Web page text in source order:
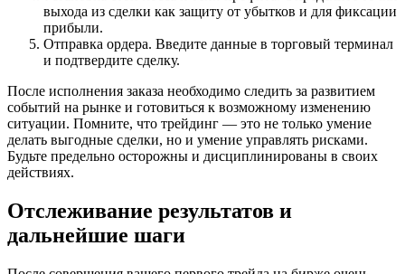
выхода из сделки как защиту от убытков и для фиксации
прибыли.
Отправка ордера. Введите данные в торговый терминал
и подтвердите сделку.
После исполнения заказа необходимо следить за развитием
событий на рынке и готовиться к возможному изменению
ситуации. Помните, что трейдинг — это не только умение
делать выгодные сделки, но и умение управлять рисками.
Будьте предельно осторожны и дисциплинированы в своих
действиях.
Отслеживание результатов и
дальнейшие шаги